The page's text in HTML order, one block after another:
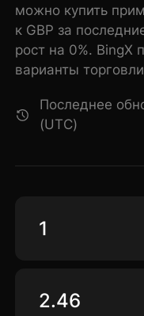
можно купить
к GBP за
рост на 0%. BingX
варианты
Последнее
(UTC)